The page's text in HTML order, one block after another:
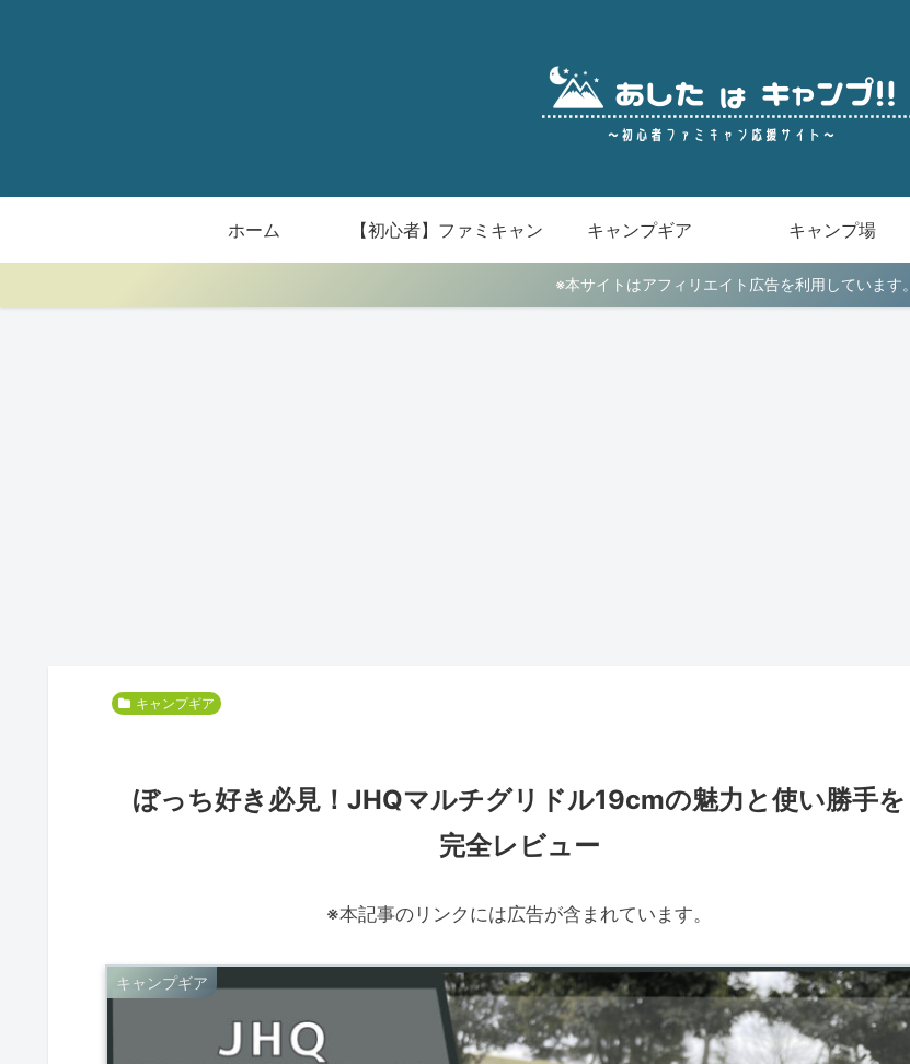
ホーム 【初心者】ファミキャン キャンプギア キャンプ場
※本サイトはアフィリエイト広告を利用しています。
キャンプギア
ぼっち好き必見！JHQマルチグリドル19cmの魅力と使い勝手を
完全レビュー
※本記事のリンクには広告が含まれています。
キャンプギア